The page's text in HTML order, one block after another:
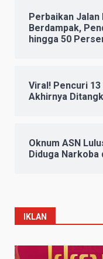
Perbaikan
Berdampak,
hingga 50
Viral! Pencuri 13
Akhirnya
Oknum ASN
Diduga Narkoba
IKLAN